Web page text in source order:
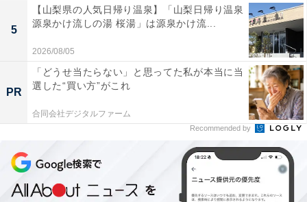
5
【山梨県の人気日帰り温泉】「山梨日帰り温泉
源泉かけ流しの湯 桜湯」は源泉かけ流...
2026/08/05
PR
「どうせ当たらない」と思ってた私が本当に当
選した“買い方”がこれ
合同会社デジタルファーム
Recommended by